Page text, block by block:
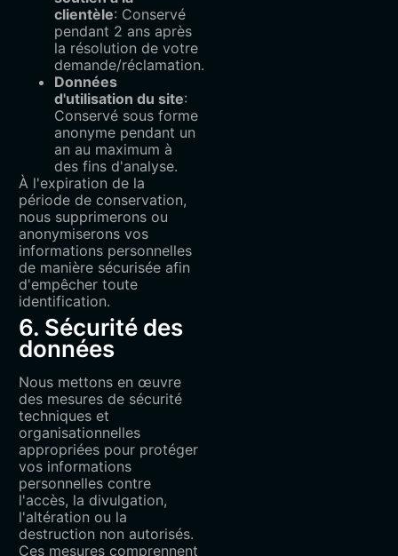
clientèle: Conservé
pendant 2 ans après
la résolution de votre
demande/réclamation.
Données
d'utilisation du site:
Conservé sous forme
anonyme pendant un
an au maximum à
des fins d'analyse.
À l'expiration de la
période de conservation,
nous supprimerons ou
anonymiserons vos
informations personnelles
de manière sécurisée afin
d'empêcher toute
identification.
6. Sécurité des
données
Nous mettons en œuvre
des mesures de sécurité
techniques et
organisationnelles
appropriées pour protéger
vos informations
personnelles contre
l'accès, la divulgation,
l'altération ou la
destruction non autorisés.
Ces mesures comprennent